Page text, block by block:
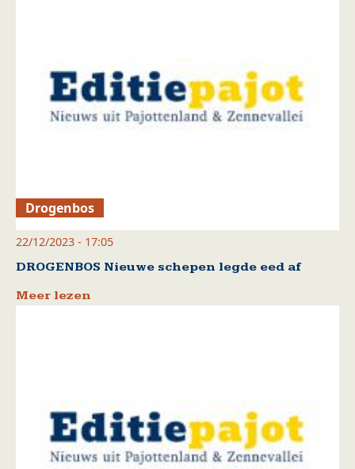
Drogenbos
22/12/2023 - 17:05
DROGENBOS Nieuwe schepen legde eed af
Meer lezen